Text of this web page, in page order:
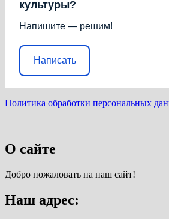
культуры?
Напишите — решим!
Написать
Политика обработки персональных
О сайте
Добро пожаловать на наш сайт!
Наш адрес: